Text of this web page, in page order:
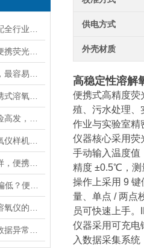
供电方式
外壳材质
高稳定性溶解
便携式高精度荧
殖、污水处理、
作业与实验室精
仪器核心采用荧
手动输入温度值
精度 ±0.5℃，测
操作上采用 9
量、单点 / 两点
员可快速上手
仪器采用可充电
入数据采集系